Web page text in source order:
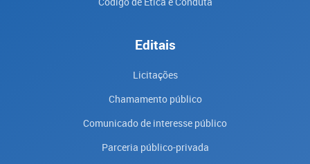
Editais
Licitações
Chamamento público
Comunicado de interesse público
Parceria público-privada